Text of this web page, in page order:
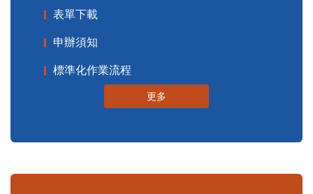
表單下載
申辦須知
標準化作業流程
更多